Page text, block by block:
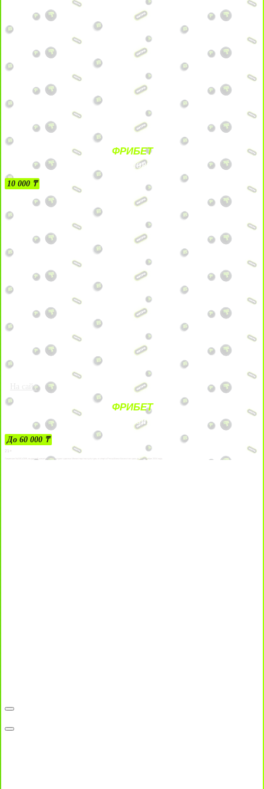
ФРИБЕТ
БЕЗ УСЛОВИЙ
10 000 ₸
На сайт
ФРИБЕТ
ЗА ДЕПОЗИТЫ
До 60 000 ₸
21+
Лицензии №24514359, выданной комитетом индустрии туризма Министерства культуры и спорта Республики Казахстан срок до 27 сентября 2034 года.